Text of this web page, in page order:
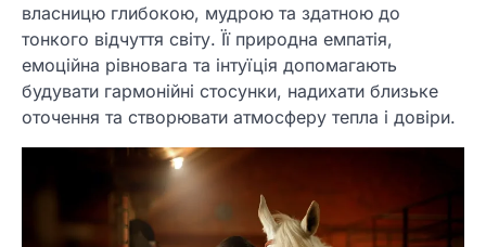
власницю глибокою, мудрою та здатною до
тонкого відчуття світу. Її природна емпатія,
емоційна рівновага та інтуїція допомагають
будувати гармонійні стосунки, надихати близьке
оточення та створювати атмосферу тепла і довіри.